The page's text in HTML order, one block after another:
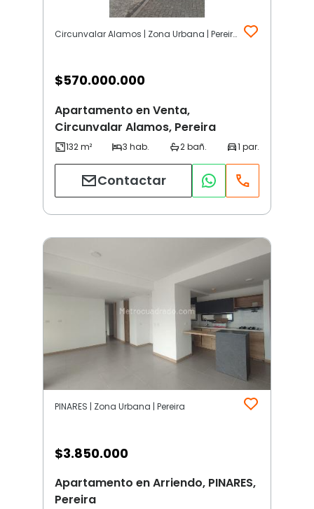
Circunvalar Alamos | Zona Urbana | Pereira
$570.000.000
Apartamento en Venta,
Circunvalar Alamos, Pereira
Contactar
PINARES | Zona Urbana | Pereira
$3.850.000
Apartamento en Arriendo, PINARES,
Pereira